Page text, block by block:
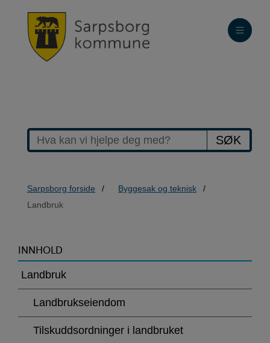
SØK
Sarpsborg forside
Byggesak og teknisk
Landbruk
>Landbruk
INNHOLD
Landbruk
Landbrukseiendom
Tilskuddsordninger i landbruket